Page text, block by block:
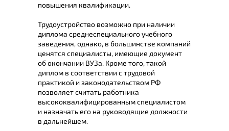
повышения квалификации.
Трудоустройство возможно при наличии
диплома среднеспециального учебного
заведения, однако, в большинстве компаний
ценятся специалисты, имеющие документ
об окончании ВУЗа. Кроме того, такой
диплом в соответствии с трудовой
практикой и законодательством РФ
позволяет считать работника
высококвалифицированным специалистом
и назначать его на руководящие должности
в дальнейшем.